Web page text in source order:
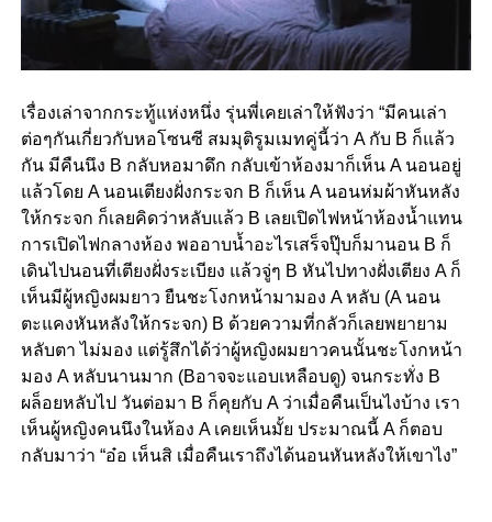
เรื่องเล่าจากกระทู้แห่งหนึ่ง รุ่นพี่เคยเล่าให้ฟังว่า “มีคนเล่า
ต่อๆกันเกี่ยวกับหอโซนซี สมมุติรูมเมทคู่นี้ว่า A กับ B ก็แล้ว
กัน มีคืนนึง B กลับหอมาดึก กลับเข้าห้องมาก็เห็น A นอนอยู่
แล้วโดย A นอนเตียงฝั่งกระจก B ก็เห็น A นอนห่มผ้าหันหลัง
ให้กระจก ก็เลยคิดว่าหลับแล้ว B เลยเปิดไฟหน้าห้องน้ำแทน
การเปิดไฟกลางห้อง พออาบน้ำอะไรเสร็จปุ๊บก็มานอน B ก็
เดินไปนอนที่เตียงฝั่งระเบียง แล้วจู่ๆ B หันไปทางฝั่งเตียง A ก็
เห็นมีผู้หญิงผมยาว ยืนชะโงกหน้ามามอง A หลับ (A นอน
ตะแคงหันหลังให้กระจก) B ด้วยความที่กลัวก็เลยพยายาม
หลับตา ไม่มอง แต่รู้สึกได้ว่าผู้หญิงผมยาวคนนั้นชะโงกหน้า
มอง A หลับนานมาก (Bอาจจะแอบเหลือบดู) จนกระทั่ง B
ผล็อยหลับไป วันต่อมา B ก็คุยกับ A ว่าเมื่อคืนเป็นไงบ้าง เรา
เห็นผู้หญิงคนนึงในห้อง A เคยเห็นมั้ย ประมาณนี้ A ก็ตอบ
กลับมาว่า “อ๋อ เห็นสิ เมื่อคืนเราถึงได้นอนหันหลังให้เขาไง”